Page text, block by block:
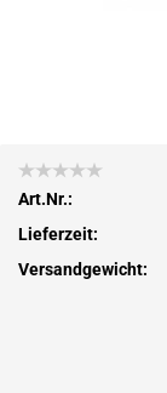
Art.Nr.:
Lieferzeit:
Versandgewicht: